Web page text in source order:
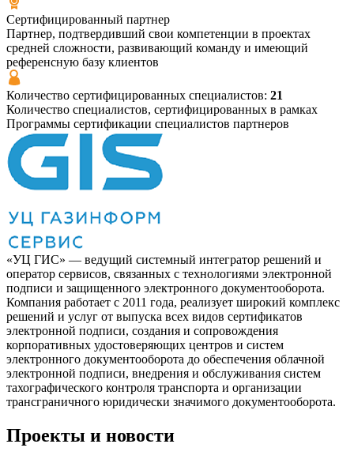
Сертифицированный партнер
Партнер, подтвердивший свои компетенции в проектах
средней сложности, развивающий команду и имеющий
референсную базу клиентов
Количество сертифицированных специалистов: 21
Количество специалистов, сертифицированных в рамках
Программы сертификации специалистов партнеров
«УЦ ГИС» — ведущий системный интегратор решений и
оператор сервисов, связанных с технологиями электронной
подписи и защищенного электронного документооборота.
Компания работает с 2011 года, реализует широкий комплекс
решений и услуг от выпуска всех видов сертификатов
электронной подписи, создания и сопровождения
корпоративных удостоверяющих центров и систем
электронного документооборота до обеспечения облачной
электронной подписи, внедрения и обслуживания систем
тахографического контроля транспорта и организации
трансграничного юридически значимого документооборота.
Проекты и новости